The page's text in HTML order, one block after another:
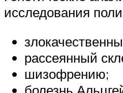
исследования
рассеянный
шизофрению;